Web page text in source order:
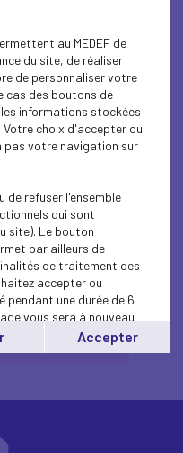
de
en trompe l’œil ?
Croissance
2019 :
à l’équilibre des
2019
au MEDEF de
du site, de réaliser
de personnaliser votre
cas des boutons de
informations stockées
choix d'accepter ou
pas votre navigation sur
de refuser l'ensemble
qui sont
site). Le bouton
par ailleurs de
de traitement des
accepter ou
pendant une durée de 6
vous sera à nouveau
à tout moment en
Accepter